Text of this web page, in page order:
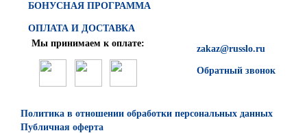
БОНУСНАЯ ПРОГРАММА
ОПЛАТА И ДОСТАВКА
zakaz@russlo.ru
Обратный звонок
Мы принимаем к оплате:
Политика в отношении обработки персональных данных
Публичная оферта